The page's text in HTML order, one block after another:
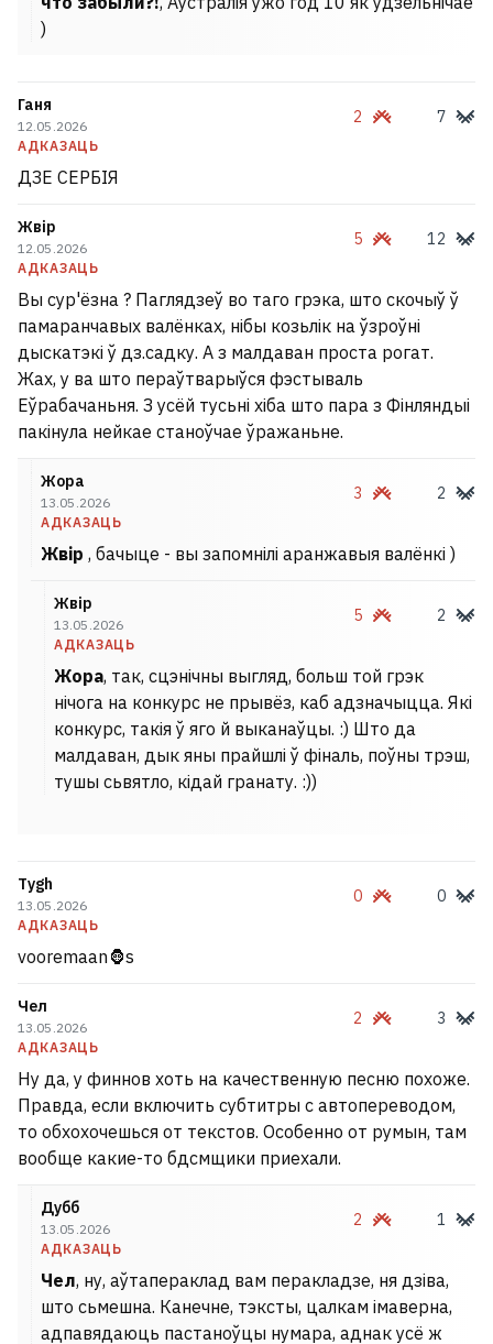
)
Ганя
12.05.2026
АДКАЗАЦЬ
2 7
ДЗЕ СЕРБІЯ
Жвір
12.05.2026
АДКАЗАЦЬ
5 12
Вы сур'ёзна ? Паглядзеў во таго грэка, што скочыў ў
памаранчавых валёнках, нібы козьлік на ўзроўні
дыскатэкі ў дз.садку. А з малдаван проста рогат.
Жах, у ва што пераўтварыўся фэстываль
Еўрабачаньня. З усёй тусьні хіба што пара з Фінляндыі
пакінула нейкае станоўчае ўражаньне.
Жора
13.05.2026
АДКАЗАЦЬ
3 2
Жвір , бачыце - вы запомнілі аранжавыя валёнкі )
Жвір
13.05.2026
АДКАЗАЦЬ
5 2
Жора, так, сцэнічны выгляд, больш той грэк
нічога на конкурс не прывёз, каб адзначыцца. Які
конкурс, такія ў яго й выканаўцы. :) Што да
малдаван, дык яны прайшлі ў фіналь, поўны трэш,
тушы сьвятло, кідай гранату. :))
Tygh
13.05.2026
АДКАЗАЦЬ
0 0
vooremaan🦍s
Чел
13.05.2026
АДКАЗАЦЬ
2 3
Ну да, у финнов хоть на качественную песню похоже.
Правда, если включить субтитры с автопереводом,
то обхохочешься от текстов. Особенно от румын, там
вообще какие-то бдсмщики приехали.
Дубб
13.05.2026
АДКАЗАЦЬ
2 1
Чел, ну, аўтапераклад вам перакладзе, ня дзіва,
што сьмешна. Канечне, тэксты, цалкам імаверна,
адпавядаюць пастаноўцы нумара, аднак усё ж